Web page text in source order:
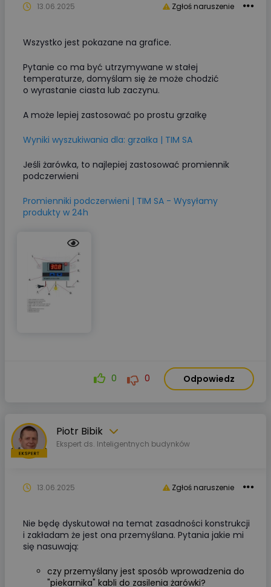
Zgłoś naruszenie
13.06.2025
Wszystko jest pokazane na grafice.
Pytanie co ma być utrzymywane w stałej
temperaturze, domyślam się że może chodzić
o wyrastanie ciasta lub zaczynu.
A może lepiej zastosować po prostu grzałkę
Wyniki wyszukiwania dla: grzałka | TIM SA
Jeśli żarówka, to najlepiej zastosować promiennik
podczerwieni
Promienniki podczerwieni | TIM SA - Wysyłamy
produkty w 24h
0 0 Odpowiedz
Piotr Bibik
Ekspert ds. Inteligentnych budynków
Zgłoś naruszenie
13.06.2025
Nie będę dyskutował na temat zasadności konstrukcji
i zakładam że jest ona przemyślana. Pytania jakie mi
się nasuwają:
czy przemyślany jest sposób wprowadzenia do
"piekarnika" kabli do zasilenia żarówki?